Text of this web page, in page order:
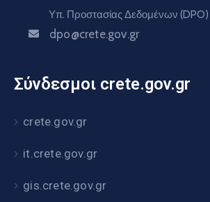
Υπ. Προστασίας Δεδομένων (DPO)
dpo@crete.gov.gr
Σύνδεσμοι crete.gov.gr
crete.gov.gr
it.crete.gov.gr
gis.crete.gov.gr